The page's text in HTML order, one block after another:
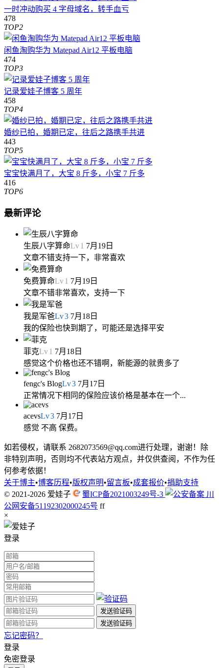
一时冲动购买 4 字母域名，转手血亏
478
TOP2
闲鱼淘购华为 Matepad Air12 平板电脑
474
TOP3
记录爱娃子博客 5 周年
458
TOP4
婚纱已拍，婚期已定，往后之路携手共进
443
TOP5
宝宝快满月了，大宝 8 斤多，小宝 7 斤多
416
TOP6
最新评论
生辰八字算命Lv1 7月19日
文章不错支持一下，非常喜欢
免费算命Lv1 7月19日
文章不错非常喜欢，支持一下
我是军爸Lv3 7月18日
我的保险也快到期了，可能还是选择平安
菲克Lv1 7月18日
感觉这个价格也还不错啊，新能源的就贵多了
fengc's BlogLv3 7月17日
正常情况下相同的保险应该价格是基本在一个...
acevsLv3 7月17日
感觉 不高 保费。
如若侵权，请联系 2682073569@qq.com进行处理，谢谢！除
非特别声明，否则均不代表站方观点，并仅供查阅，不作为任
何参考依据！
关于博主•博客历程•版权声明•留言板•成套报价•捐助支持
© 2021-2026 爱娃子 蜀ICP备2021003249号-3
川
公网安备51192302000245号 ff
×
登录
忘记密码？
登录
免密登录